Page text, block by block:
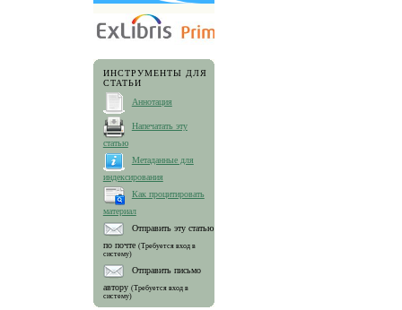
ИНСТРУМЕНТЫ ДЛЯ
СТАТЬИ
Аннотация
Напечатать эту
статью
Метаданные для
индексирования
Как процитировать
материал
Отправить эту статью
по почте (Требуется вход в
систему)
Отправить письмо
автору (Требуется вход в
систему)